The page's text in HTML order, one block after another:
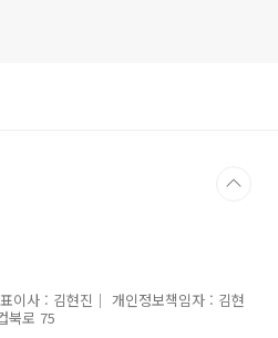
이사 : 김현진｜ 개인정보책임자 : 김현
북로 75